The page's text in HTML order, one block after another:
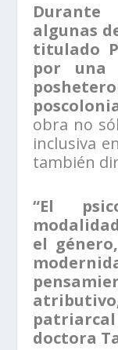
algunas
titulado
por una
obra no
inclusiva
también
“El
el
doctora